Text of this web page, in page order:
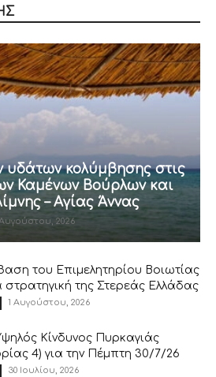
υδάτων κολύμβησης στις
Καμένων Βούρλων και
– Αγίας Άννας
2026
του Επιμελητηρίου Βοιωτίας
στρατηγική της Στερεάς Ελλάδας
1 Αυγούστου, 2026
Κίνδυνος Πυρκαγιάς
4) για την Πέμπτη 30/7/26
30 Ιουλίου, 2026